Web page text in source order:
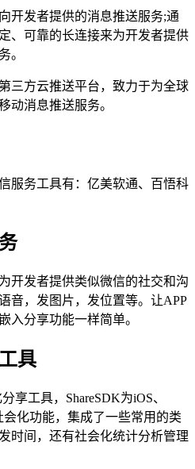
开发者提供的消息推送服务;通
、可靠的长连接来为开发者提供
。
三方云推送平台，致力于为全球
动消息推送服务。
服务工具有：亿美软通、百悟科
开发者提供类似微信的社交和沟
音，发图片，发位置等。让APP
入分享功能一样简单。
具
享工具，ShareSDK为iOS、
会化功能，集成了一些常用的类
时间，还有社会化统计分析管理